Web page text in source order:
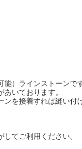
）ラインストーンで
いております。
を接着すれば縫い付
てご利用ください。